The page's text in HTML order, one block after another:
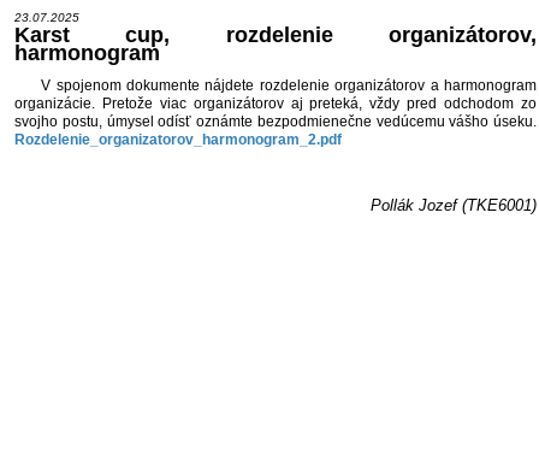
23.07.2025
Karst cup, rozdelenie organizátorov,
harmonogram
V spojenom dokumente nájdete rozdelenie organizátorov a harmonogram
organizácie. Pretože viac organizátorov aj preteká, vždy pred odchodom zo
svojho postu, úmysel odísť oznámte bezpodmienečne vedúcemu vášho úseku.
Rozdelenie_organizatorov_harmonogram_2.pdf
Pollák Jozef (TKE6001)